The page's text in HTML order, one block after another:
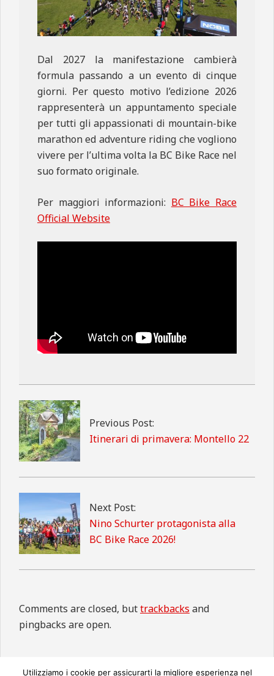
Dal 2027 la manifestazione cambierà
formula passando a un evento di cinque
giorni. Per questo motivo l’edizione 2026
rappresenterà un appuntamento speciale
per tutti gli appassionati di mountain-bike
marathon ed adventure riding che vogliono
vivere per l’ultima volta la BC Bike Race nel
suo formato originale.
Per maggiori informazioni: BC Bike Race
Official Website
2026-
05-
17
Previous Post:
Itinerari di primavera: Montello 22
Next Post:
Nino Schurter protagonista alla
BC Bike Race 2026!
Comments are closed, buttrackbacks and
pingbacks are open.
Utilizziamo i cookie per assicurarti la migliore esperienza nel